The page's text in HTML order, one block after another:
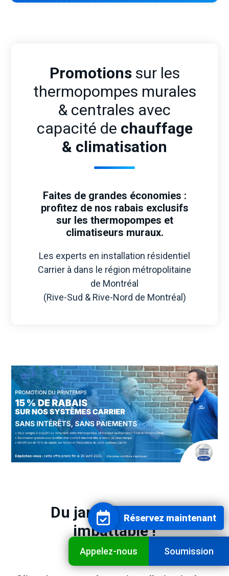
Promotions sur les
thermopompes murales
& centrales avec
capacité de chauffage
& climatisation
Faites de grandes économies :
profitez de nos rabais exclusifs
sur les thermopompes et
climatiseurs muraux.
Les experts en installation résidentiel
Carrier à dans le région métropolitaine
de Montréal
(Rive-Sud & Rive-Nord de Montréal)
Du jamais vu !Prix
imbattable !
Appelez-nous Soumission
Réservez maintenant